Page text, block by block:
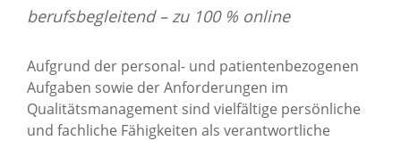
berufsbegleitend – zu 100 % online
Aufgrund der personal- und patientenbezogenen
Aufgaben sowie der Anforderungen im
Qualitätsmanagement sind vielfältige persönliche
und fachliche Fähigkeiten als verantwortliche